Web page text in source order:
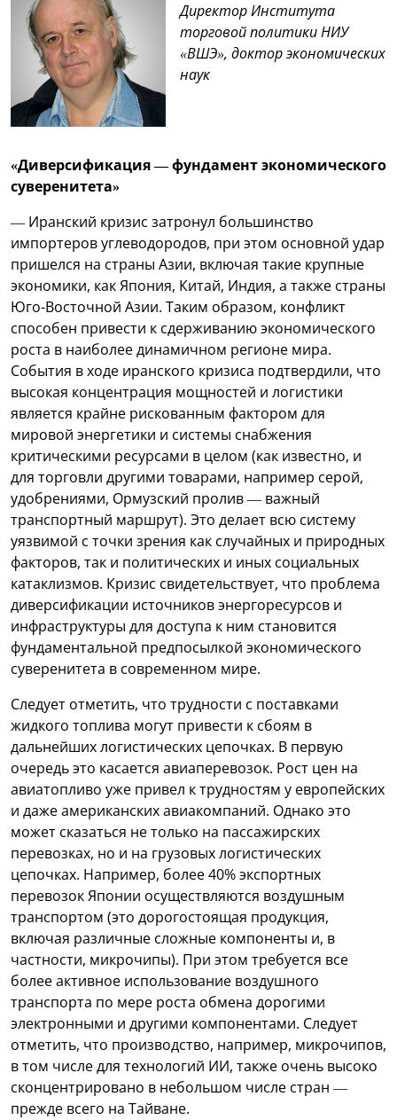
Директор Института
торговой политики НИУ
«ВШЭ», доктор экономических
наук
«Диверсификация — фундамент экономического
суверенитета»
— Иранский кризис затронул большинство
импортеров углеводородов, при этом основной удар
пришелся на страны Азии, включая такие крупные
экономики, как Япония, Китай, Индия, а также страны
Юго-Восточной Азии. Таким образом, конфликт
способен привести к сдерживанию экономического
роста в наиболее динамичном регионе мира.
События в ходе иранского кризиса подтвердили, что
высокая концентрация мощностей и логистики
является крайне рискованным фактором для
мировой энергетики и системы снабжения
критическими ресурсами в целом (как известно, и
для торговли другими товарами, например серой,
удобрениями, Ормузский пролив — важный
транспортный маршрут). Это делает всю систему
уязвимой с точки зрения как случайных и природных
факторов, так и политических и иных социальных
катаклизмов. Кризис свидетельствует, что проблема
диверсификации источников энергоресурсов и
инфраструктуры для доступа к ним становится
фундаментальной предпосылкой экономического
суверенитета в современном мире.
Следует отметить, что трудности с поставками
жидкого топлива могут привести к сбоям в
дальнейших логистических цепочках. В первую
очередь это касается авиаперевозок. Рост цен на
авиатопливо уже привел к трудностям у европейских
и даже американских авиакомпаний. Однако это
может сказаться не только на пассажирских
перевозках, но и на грузовых логистических
цепочках. Например, более 40% экспортных
перевозок Японии осуществляются воздушным
транспортом (это дорогостоящая продукция,
включая различные сложные компоненты и, в
частности, микрочипы). При этом требуется все
более активное использование воздушного
транспорта по мере роста обмена дорогими
электронными и другими компонентами. Следует
отметить, что производство, например, микрочипов,
в том числе для технологий ИИ, также очень высоко
сконцентрировано в небольшом числе стран —
прежде всего на Тайване.